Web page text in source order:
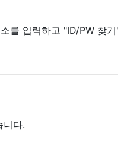
를 입력하고 "ID/PW 찾
니다.